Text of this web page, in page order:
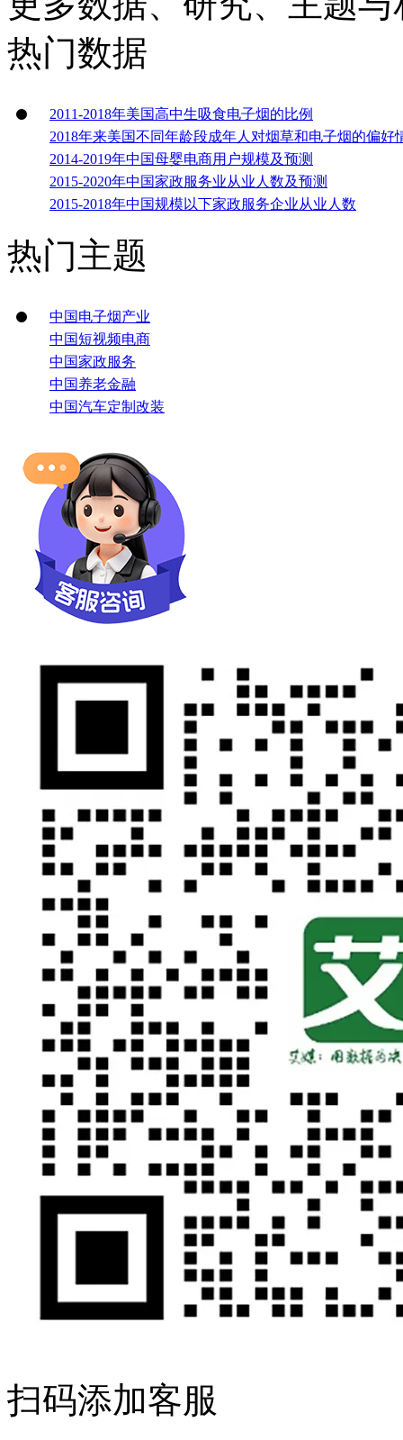
热门数据
2011-2018年美国高中生吸食电子烟的比例
2018年来美国不同年龄段成年人对烟草和电子烟的偏好
2014-2019年中国母婴电商用户规模及预测
2015-2020年中国家政服务业从业人数及预测
2015-2018年中国规模以下家政服务企业从业人数
热门主题
中国电子烟产业
中国短视频电商
中国家政服务
中国养老金融
中国汽车定制改装
扫码添加客服